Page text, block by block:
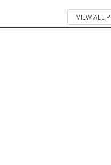
VIEW ALL